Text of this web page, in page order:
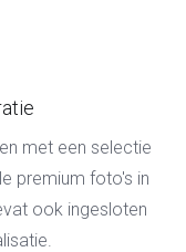
met een selectie
premium foto's in
ook ingesloten